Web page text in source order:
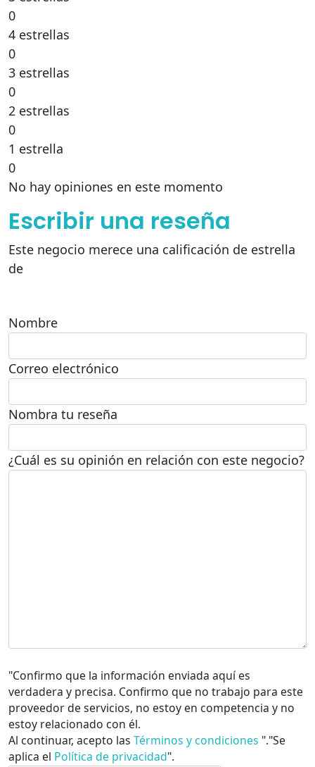
0
4 estrellas
0
3 estrellas
0
2 estrellas
0
1 estrella
0
No hay opiniones en este momento
Escribir una reseña
Este negocio merece una calificación de estrella
de
Nombre
Correo electrónico
Nombra tu reseña
¿Cuál es su opinión en relación con este negocio?
"Confirmo que la información enviada aquí es
verdadera y precisa. Confirmo que no trabajo para este
proveedor de servicios, no estoy en competencia y no
estoy relacionado con él.
Al continuar, acepto las Términos y condiciones "."Se
aplica el Política de privacidad".